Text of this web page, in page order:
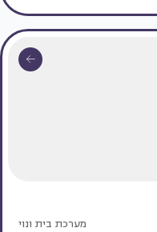
מערכת בית ונוי